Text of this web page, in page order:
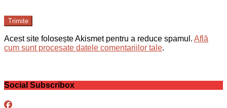
Trimite
Acest site folosește Akismet pentru a reduce spamul. Află
cum sunt procesate datele comentariilor tale.
Social Subscribox